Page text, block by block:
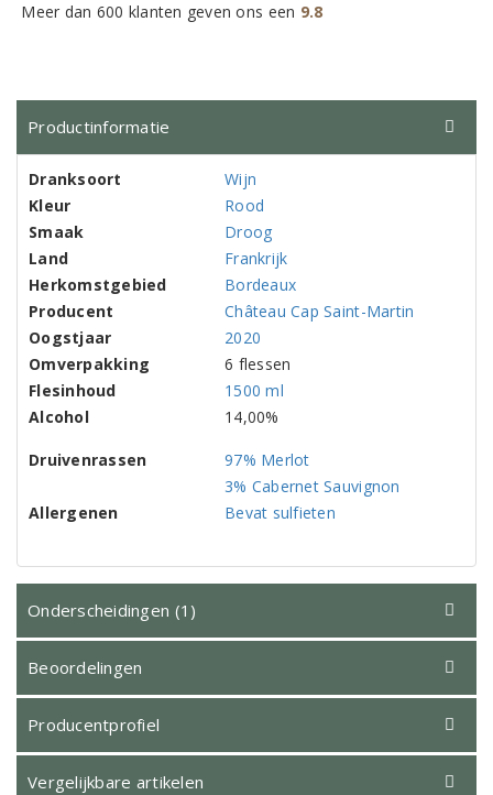
Meer dan 600 klanten geven ons een 9.8
Productinformatie
Dranksoort
Wijn
Kleur
Rood
Smaak
Droog
Land
Frankrijk
Herkomstgebied
Bordeaux
Producent
Château Cap Saint-Martin
Oogstjaar
2020
Omverpakking
6 flessen
Flesinhoud
1500 ml
Alcohol
14,00%
Druivenrassen
97% Merlot
3% Cabernet Sauvignon
Allergenen
Bevat sulfieten
Onderscheidingen (1)
Beoordelingen
Producentprofiel
Vergelijkbare artikelen